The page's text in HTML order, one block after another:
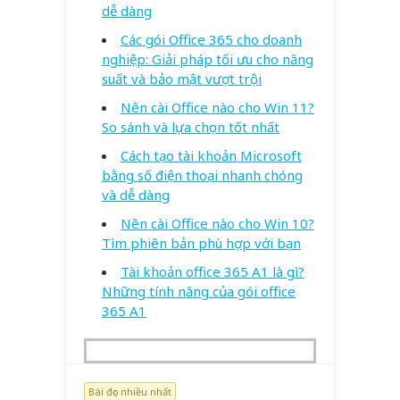
dễ dàng
Các gói Office 365 cho doanh
nghiệp: Giải pháp tối ưu cho năng
suất và bảo mật vượt trội
Nên cài Office nào cho Win 11?
So sánh và lựa chọn tốt nhất
Cách tạo tài khoản Microsoft
bằng số điện thoại nhanh chóng
và dễ dàng
Nên cài Office nào cho Win 10?
Tìm phiên bản phù hợp với bạn
Tài khoản office 365 A1 là gì?
Những tính năng của gói office
365 A1
Bài đọc nhiều nhất